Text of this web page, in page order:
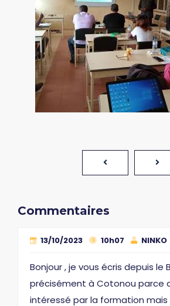
Commentaires
13/10/2023 10h07 NINKO
Bonjour , je vous écris depuis le
précisément à Cotonou parce
intéressé par la formation mais